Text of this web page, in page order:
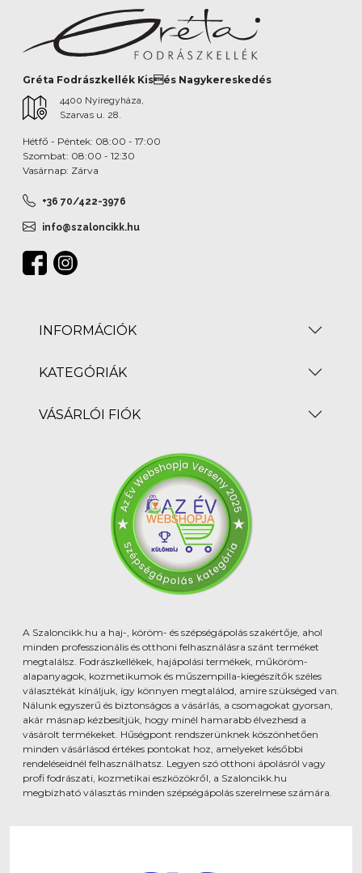
Gréta Fodrászkellék Kisés Nagykereskedés
4400 Nyíregyháza,
Szarvas u. 28.
Hétfő - Péntek: 08:00 - 17:00
Szombat: 08:00 - 12:30
Vasárnap: Zárva
+36 70/422-3976
info@szaloncikk.hu
INFORMÁCIÓK
KATEGÓRIÁK
VÁSÁRLÓI FIÓK
A Szaloncikk.hu a haj-, köröm- és szépségápolás szakértője, ahol
minden professzionális és otthoni felhasználásra szánt terméket
megtalálsz. Fodrászkellékek, hajápolási termékek, műköröm-
alapanyagok, kozmetikumok és műszempilla-kiegészítők széles
választékát kínáljuk, így könnyen megtalálod, amire szükséged van.
Nálunk egyszerű és biztonságos a vásárlás, a csomagokat gyorsan,
akár másnap kézbesítjük, hogy minél hamarabb élvezhesd a
vásárolt termékeket. Hűségpont rendszerünknek köszönhetően
minden vásárlásod értékes pontokat hoz, amelyeket későbbi
rendeléseidnél felhasználhatsz. Legyen szó otthoni ápolásról vagy
profi fodrászati, kozmetikai eszközökről, a Szaloncikk.hu
megbízható választás minden szépségápolás szerelmese számára.